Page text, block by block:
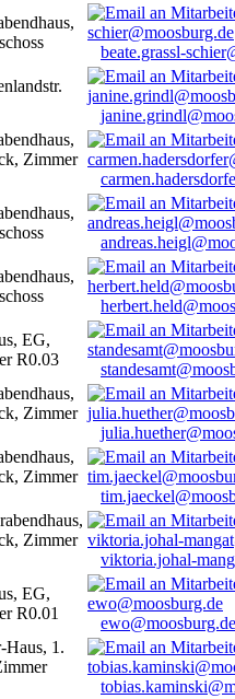
beate.grassl-
Zimmer
EG,
R0.03
Zimmer
Zimmer
Zimmer
viktoria.johal-
EG,
R0.01
ewo@moosburg.de
Haus, 1.